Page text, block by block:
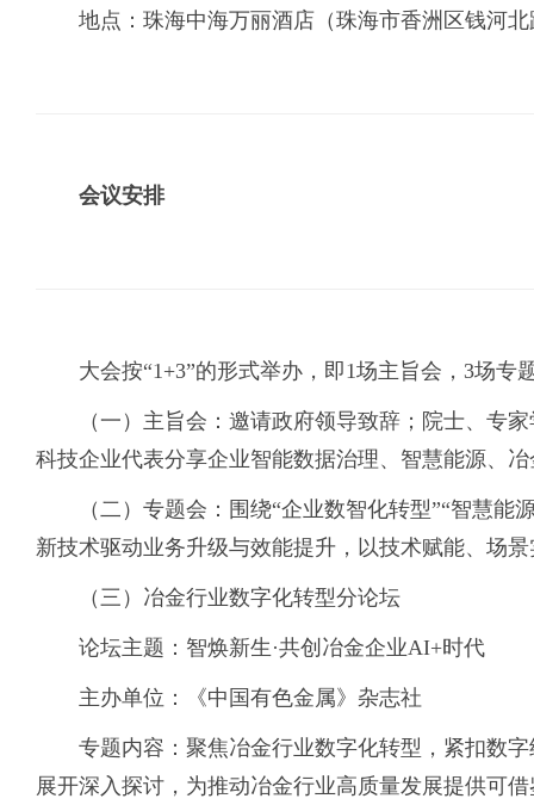
地点：珠海中海万丽酒店（珠海市香洲区钱河北
会议安排
大会按“1+3”的形式举办，即1场主旨会，3场专
（一）主旨会：邀请政府领导致辞；院士、专
科技企业代表分享企业智能数据治理、智慧能源、
（二）专题会：围绕“企业数智化转型”“智慧
新技术驱动业务升级与效能提升，以技术赋能、场
（三）冶金行业数字化转型分论坛
论坛主题：智焕新生·共创冶金企业AI+时代
主办单位：《中国有色金属》杂志社
专题内容：聚焦冶金行业数字化转型，紧扣数
展开深入探讨，为推动冶金行业高质量发展提供可